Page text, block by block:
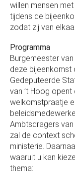
willen mensen
tijdens de
zodat zij van
Programma
Burgemeester
deze bijeenkomst
Gedeputeerde
van ’t Hoog
welkomstpraatje
Ambtsdragers van
zal de context
ministerie.
waaruit u kan
thema: